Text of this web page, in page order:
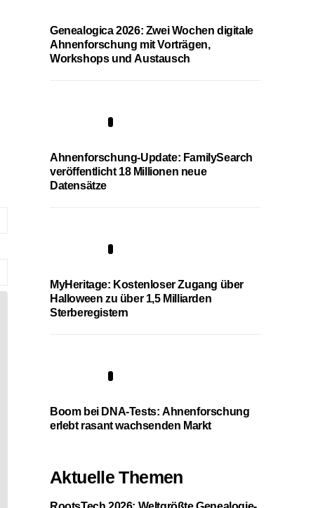
Genealogica 2026: Zwei Wochen digitale
Ahnenforschung mit Vorträgen,
Workshops und Austausch
Ahnenforschung-Update: FamilySearch
veröffentlicht 18 Millionen neue
Datensätze
MyHeritage: Kostenloser Zugang über
Halloween zu über 1,5 Milliarden
Sterberegistern
Boom bei DNA-Tests: Ahnenforschung
erlebt rasant wachsenden Markt
Aktuelle Themen